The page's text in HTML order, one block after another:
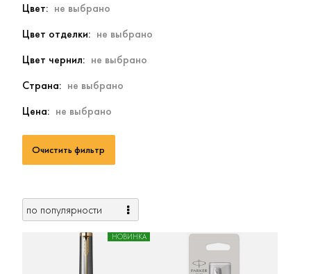
Цвет
Цвет отделки
Цвет чернил
Страна
Цена
Очистить фильтр
НОВИНКА